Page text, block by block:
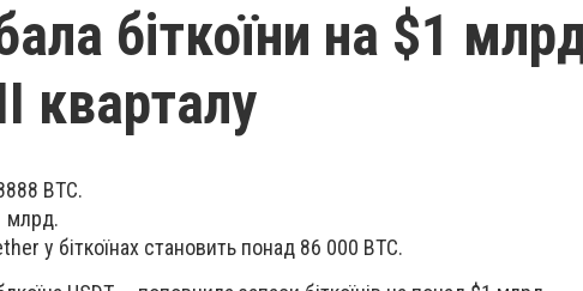
біткоїни на $1
кварталу
BTC.
млрд.
у біткоїнах становить понад 86 000 BTC.